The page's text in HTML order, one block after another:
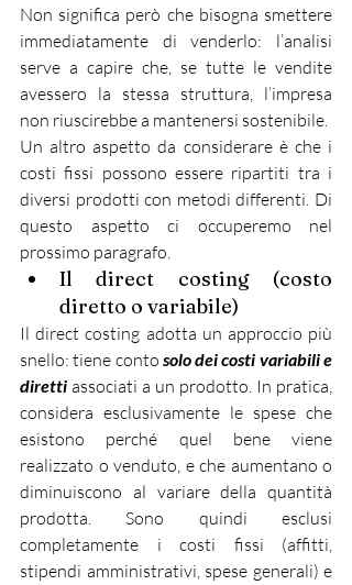
Non significa però che bisogna smettere
immediatamente di venderlo: l’analisi
serve a capire che, se tutte le vendite
avessero la stessa struttura, l’impresa
non riuscirebbe a mantenersi sostenibile.
Un altro aspetto da considerare è che i
costi fissi possono essere ripartiti tra i
diversi prodotti con metodi differenti. Di
questo aspetto ci occuperemo nel
prossimo paragrafo.
Il direct costing (costo
diretto o variabile)
Il direct costing adotta un approccio più
snello: tiene conto solo dei costi variabili e
diretti associati a un prodotto. In pratica,
considera esclusivamente le spese che
esistono perché quel bene viene
realizzato o venduto, e che aumentano o
diminuiscono al variare della quantità
prodotta. Sono quindi esclusi
completamente i costi fissi (affitti,
stipendi amministrativi, spese generali) e